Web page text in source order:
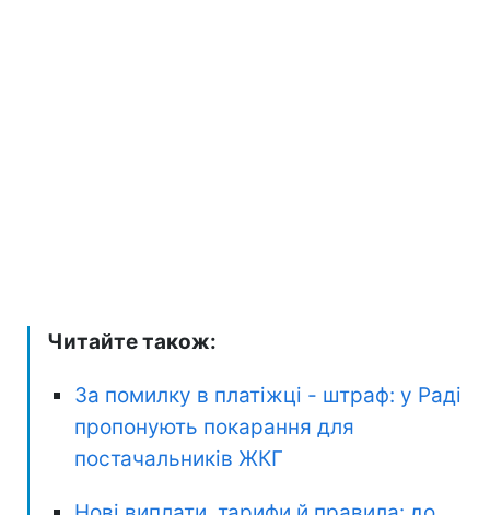
Читайте також:
За помилку в платіжці - штраф: у Раді
пропонують покарання для
постачальників ЖКГ